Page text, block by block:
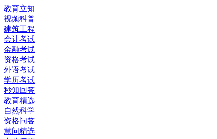
教育立知
视频科普
建筑工程
会计考试
金融考试
资格考试
外语考试
学历考试
秒知回答
教育精选
自然科学
资格问答
慧问精选